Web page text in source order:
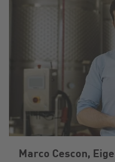
Marco Cescon,